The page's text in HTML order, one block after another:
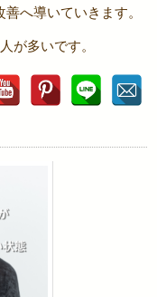
へ導いていきます。
が多いです。